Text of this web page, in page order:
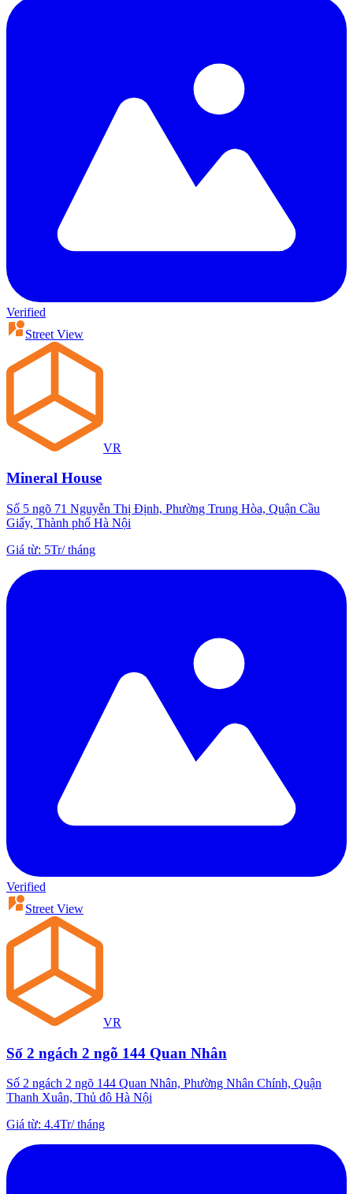
Verified
Street View
VR
Mineral House
Số 5 ngõ 71 Nguyễn Thị Định, Phường Trung Hòa, Quận Cầu
Giấy, Thành phố Hà Nội
Giá từ: 5Tr/tháng
Verified
Street View
VR
Số 2 ngách 2 ngõ 144 Quan Nhân
Số 2 ngách 2 ngõ 144 Quan Nhân, Phường Nhân Chính, Quận
Thanh Xuân, Thủ đô Hà Nội
Giá từ: 4.4Tr/tháng